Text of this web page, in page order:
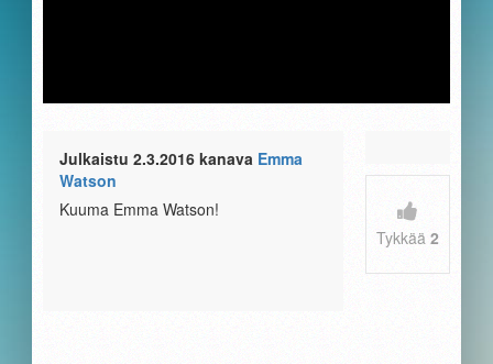
Julkaistu 2.3.2016 kanava Emma
Watson
Kuuma Emma Watson!
Tykkää 2